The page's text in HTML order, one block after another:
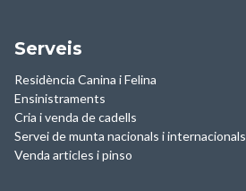
Serveis
Residència Canina i Felina
Ensinistraments
Cria i venda de cadells
Servei de munta nacionals i internacionals
Venda articles i pinso